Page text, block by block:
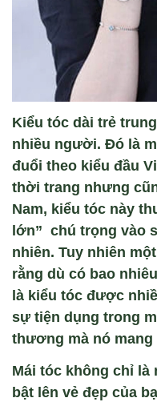
Kiểu tóc dài trẻ
nhiều người. Đó là
đuổi theo kiểu đầu
thời trang nhưng
Nam, kiểu tóc này
lớn” chú trọng vào
nhiên. Tuy nhiên
rằng dù có bao
là kiểu tóc được
sự tiện dụng trong
thương mà nó mang
Mái tóc không chỉ là
bật lên vẻ đẹp của